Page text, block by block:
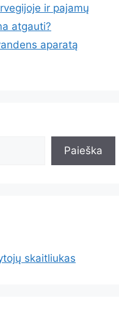
ir pajamų
atgauti?
aparatą
Paieška